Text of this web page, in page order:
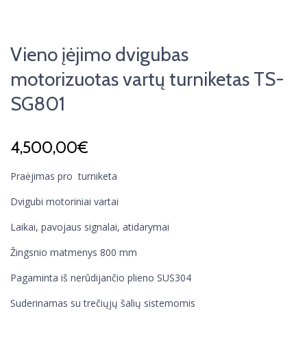
Vieno įėjimo dvigubas
motorizuotas vartų turniketas TS-
SG801
4,500,00€
Praėjimas pro turniketa
Dvigubi motoriniai vartai
Laikai, pavojaus signalai, atidarymai
Žingsnio matmenys 800 mm
Pagaminta iš nerūdijančio plieno SUS304
Suderinamas su trečiųjų šalių sistemomis